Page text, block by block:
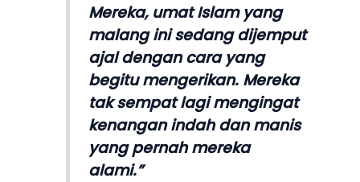
Mereka, umat Islam yang
malang ini sedang dijemput
ajal dengan cara yang
begitu mengerikan. Mereka
tak sempat lagi mengingat
kenangan indah dan manis
yang pernah mereka
alami.”